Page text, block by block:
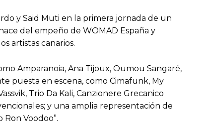
y Said Muti en la primera jornada de un
del empeño de WOMAD España y
artistas canarios.
Amparanoia, Ana Tijoux, Oumou Sangaré,
puesta en escena, como Cimafunk, My
Trio Da Kali, Canzionere Grecanico
y una amplia representación de
Voodoo”.